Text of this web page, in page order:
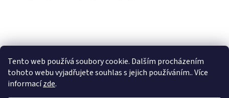
Tento web používá soubory cookie. Dalším procházením
tohoto webu vyjadřujete souhlas s jejich používáním.. Více
informacízde.